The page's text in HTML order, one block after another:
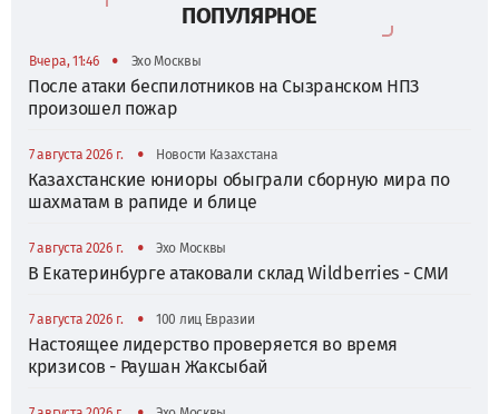
ПОПУЛЯРНОЕ
Вчера, 11:46 • Эхо Москвы
После атаки беспилотников на Сызранском НПЗ
произошел пожар
7 августа 2026 г. • Новости Казахстана
Казахстанские юниоры обыграли сборную мира по
шахматам в рапиде и блице
7 августа 2026 г. • Эхо Москвы
В Екатеринбурге атаковали склад Wildberries - СМИ
7 августа 2026 г. • 100 лиц Евразии
Настоящее лидерство проверяется во время
кризисов - Раушан Жаксыбай